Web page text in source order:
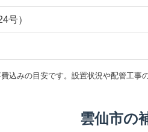
号）
込みの目安です。設置状況や配管工事
雲仙市の